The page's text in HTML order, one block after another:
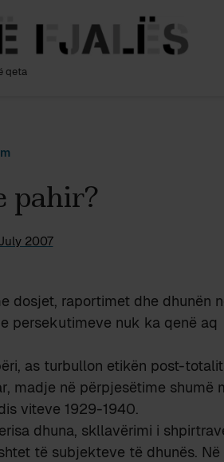
qeta
pahir?
2007
dosjet, raportimet dhe dhunën
persekutimeve nuk ka qenë aq
as turbullon etikën post-
madje në përpjesëtime shumë
viteve 1929-1940.
dhuna, skllavërimi i
të subjekteve të dhunës. Në